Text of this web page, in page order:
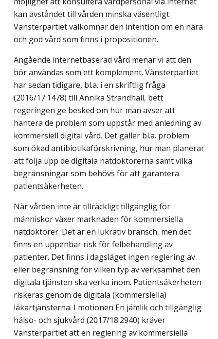
kan avståndet till vården minska väsentligt.
Vänsterpartiet välkomnar den intention om en nära
och god vård som finns i propositionen.
Angående internetbaserad vård menar vi att den
bör användas som ett komplement. Vänsterpartiet
har sedan tidigare, bl.a. i en skriftlig fråga
(2016/17:1478) till Annika Strandhäll, bett
regeringen ge besked om hur man avser att
hantera de problem som uppstår med anledning av
kommersiell digital vård. Det gäller bl.a. problem
som ökad antibiotikaförskrivning, hur man planerar
att följa upp de digitala nätdoktorerna samt vilka
begränsningar som behövs för att garantera
patientsäkerheten.
När vården inte är tillräckligt tillgänglig för
människor växer marknaden för kommersiella
nätdoktorer. Det är en lukrativ bransch, men det
finns en uppenbar risk för felbehandling av
patienter. Det finns i dagsläget ingen reglering av
eller begränsning för vilken typ av verksamhet den
digitala tjänsten ska verka inom. Patientsäkerheten
riskeras genom de digitala (kommersiella)
läkartjänsterna. I motionen En jämlik och tillgänglig
hälso- och sjukvård (2017/18:2940) kräver
Vänsterpartiet att en reglering av kommersiella